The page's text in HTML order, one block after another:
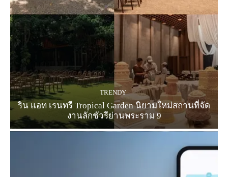
TRENDY
ริน แอท เรนทรี Tropical Garden นิยามใหม่สถานที่จัด
งานลักชัวรีย่านพระราม 9